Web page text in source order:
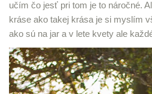
učím čo jesť pri tom je to náročné.
kráse ako takej krása je si myslím
ako sú na jar a v lete kvety ale